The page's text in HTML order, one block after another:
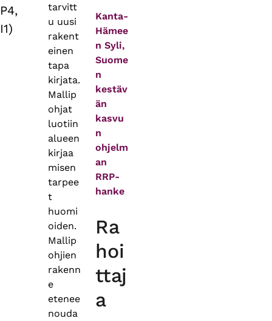
P4,
I1)
tarvitt
u uusi
rakent
einen
tapa
kirjata.
Mallip
ohjat
luotiin
alueen
kirjaa
misen
tarpee
t
huomi
oiden.
Mallip
ohjien
rakenn
e
etenee
nouda
Kanta-
Hämee
n Syli,
Suome
n
kestäv
än
kasvu
n
ohjelm
an
RRP-
hanke
Ra
hoi
ttaj
a